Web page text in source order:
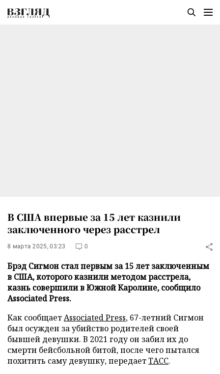
В США впервые за 15 лет казнили
заключенного через расстрел
8 марта 2025, 03:23 0
Брэд Сигмон стал первым за 15 лет заключенным
в США, которого казнили методом расстрела,
казнь совершили в Южной Каролине, сообщило
Associated Press.
Как сообщаетAssociated Press, 67-летний Сигмон
был осужден за убийство родителей своей
бывшей девушки. В 2021 году он забил их до
смерти бейсбольной битой, после чего пытался
похитить саму девушку, передаетТАСС.